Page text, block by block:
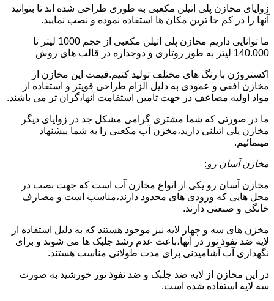
زوایای مخازن پلی اتیلن مکعبی به طوری طراحی شده اند تا بتوانید
آنها را در کم جا ترین مکان ها استفاده نموده و نصب نمایید.
ما توانایی داریم مخازن پلی اتیلن مکعبی از حجم 1000 لیتر تا
140.000 لیتر به طور روتاری و دوجداره در قالب های روش
اکستروژن با رنگ های مختلف تولید کنیم.قیمت این مخازن از
مخازن افقی و عمودی به دلیل الزام طراحی قویتر و استفاده از
مواد اولیه مضاعف در جهت تامین استقامت آنها،گران تر می باشند.
ما در صورتی که شما مشتری گرامی مشکل جد در زوایای دیگر
مخازن پلی اتیلنی دارید،مخزن آب مکعبی را به شما پیشنهاد
مینمائیم.
مخازن آسان رو:
مخازن آسان رو یکی از انواع مخازن آب است که جهت نصب در
محل هایی که ورودی های محدود دارند،مناسب است و مصارف
خانگی و صنعتی دارند.
مخزن های سه و چهار لایه نیز موجود هستند که به دلیل استفاده از
لایه ضد نفوذ نور در آنها،باعث عدم رشد جلبک ها می شوند و برای
نگهداری آب آشامیدنی برای مدت طولانی مناسب هستند.
در این مخازن از لایه ضد جلبک و ضد نفوذ نور خورشید به صورت
سه لایه استفاده شده است.